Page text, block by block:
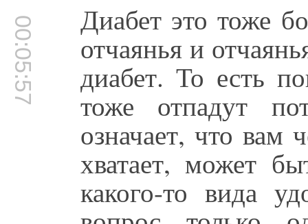
00:05:57 Диабет это тоже
отчаянья и
диабет. То есть
тоже отпадут
означает, что вам
хватает, может
какого-то вида